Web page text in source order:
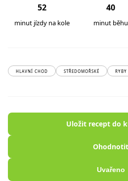
52
minut jízdy na kole
40
minut běhu
HLAVNÍ CHOD STŘEDOMOŘSKÉ RYBY
Uložit recept do
Ohodnotit
Uvařeno